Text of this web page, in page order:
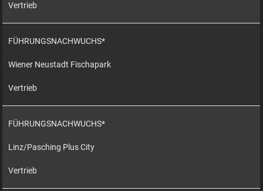
Vertrieb
FÜHRUNGSNACHWUCHS*
Wiener Neustadt Fischapark
Vertrieb
FÜHRUNGSNACHWUCHS*
Linz/Pasching Plus City
Vertrieb